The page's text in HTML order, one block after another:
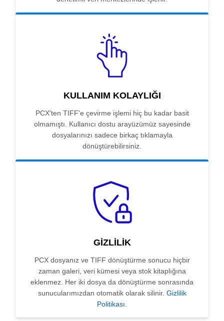
KULLANIM KOLAYLIĞI
PCX'ten TIFF'e çevirme işlemi hiç bu kadar basit
olmamıştı. Kullanıcı dostu arayüzümüz sayesinde
dosyalarınızı sadece birkaç tıklamayla
dönüştürebilirsiniz.
GIZLILIK
PCX dosyanız ve TIFF dönüştürme sonucu hiçbir
zaman galeri, veri kümesi veya stok kitaplığına
eklenmez. Her iki dosya da dönüştürme sonrasında
sunucularımızdan otomatik olarak silinir. Gizlilik
Politikası.